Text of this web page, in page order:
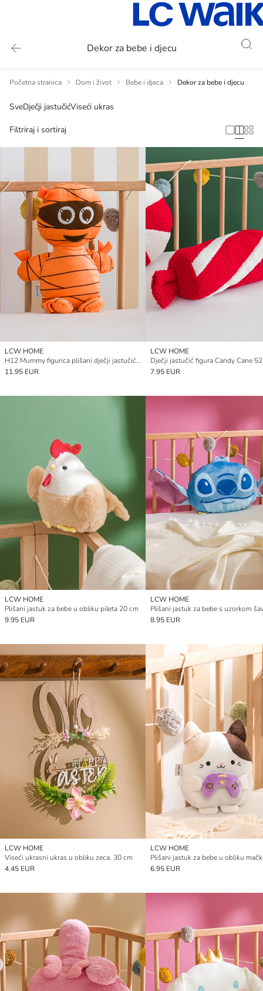
Dekor za bebe i djecu
Početna stranica Dom i život Bebe i djeca Dekor za bebe i djecu
SveDječji jastučićViseći ukras
Filtriraj i sortiraj
LCW HOME
H12 Mummy figurica plišani dječji jastučić 38 cm
11.95 EUR
LCW HOME
Dječji jastučić figura Candy Cane
7.95 EUR
LCW HOME
Plišani jastuk za bebe u obliku pileta 20 cm
9.95 EUR
LCW HOME
8.95 EUR
LCW HOME
Viseći ukrasni ukras u obliku zeca, 30 cm
4.45 EUR
LCW HOME
6.95 EUR